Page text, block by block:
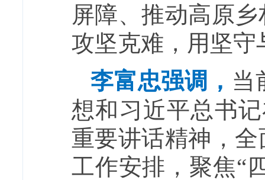
屏障、推动高原
攻坚克难，用坚
李富忠强调， 当
想和习近平总书
重要讲话精神，
工作安排，聚焦“